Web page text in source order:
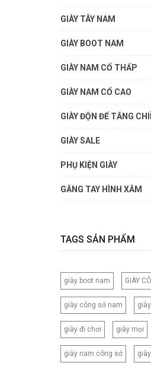
GIÀY TÂY NAM
GIÀY BOOT NAM
GIÀY NAM CỔ THẤP
GIÀY NAM CỔ CAO
GIÀY ĐỘN ĐẾ TĂNG
GIÀY SALE
PHỤ KIỆN GIÀY
GĂNG TAY HÌNH XĂM
TAGS SẢN PHẨM
giày boot nam GIÀY
giày công sở nam
giày đi chơi giày mọi
giày nam công sở